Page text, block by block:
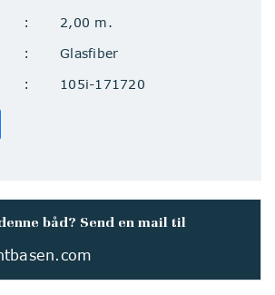
2,00 m.
Glasfiber
105i-171720
båd? Send en mail til